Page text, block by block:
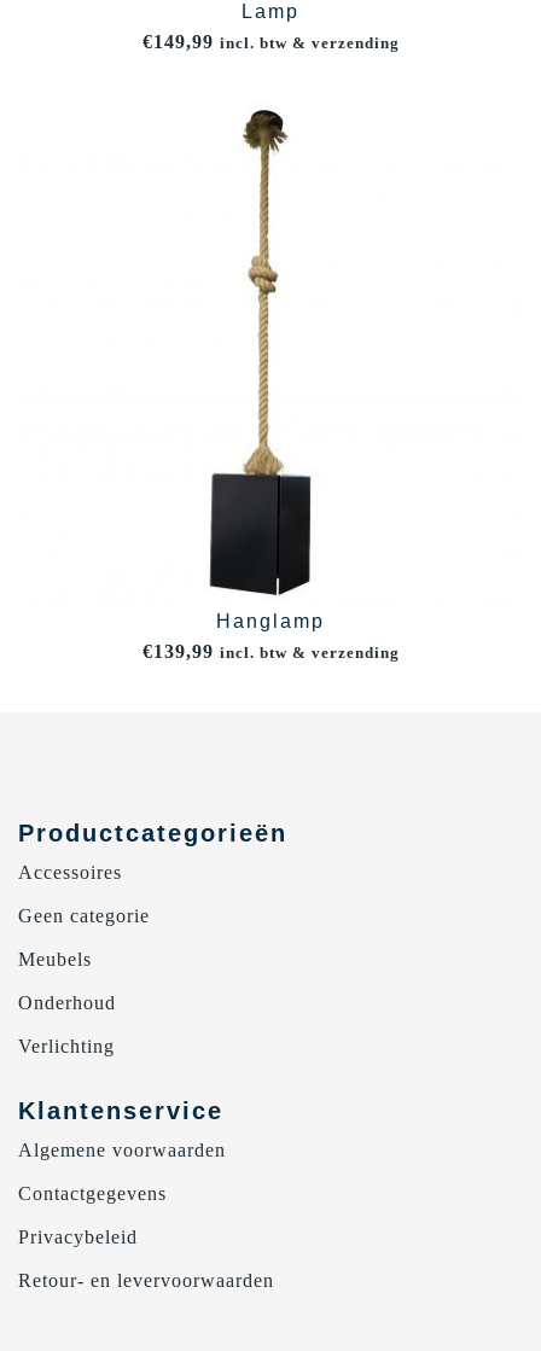
Lamp
€149,99 incl. btw & verzending
Hanglamp
€139,99 incl. btw & verzending
Productcategorieën
Accessoires
Geen categorie
Meubels
Onderhoud
Verlichting
Klantenservice
Algemene voorwaarden
Contactgegevens
Privacybeleid
Retour- en levervoorwaarden